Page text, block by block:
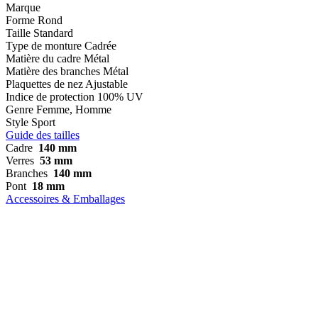
Marque
Forme Rond
Taille Standard
Type de monture Cadrée
Matière du cadre Métal
Matière des branches Métal
Plaquettes de nez Ajustable
Indice de protection 100% UV
Genre Femme, Homme
Style Sport
Guide des tailles
Cadre 140 mm
Verres 53 mm
Branches 140 mm
Pont 18 mm
Accessoires & Emballages